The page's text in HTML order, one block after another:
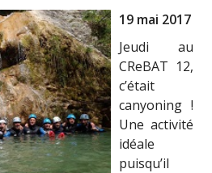
19 mai 2017
Jeudi au
CReBAT 12,
c’était
canyoning !
Une activité
idéale
puisqu’il